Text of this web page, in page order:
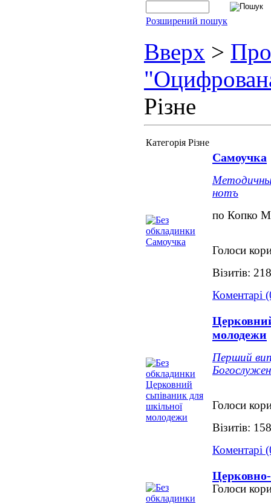
Розширений пошук
Вверх >
Різне
Категорія Різне
Самоучка
нотъ
по Копко
Голоси
Візитів:
Коментарі
молодежи
Перший
Голоси
Візитів:
Коментарі
Голоси